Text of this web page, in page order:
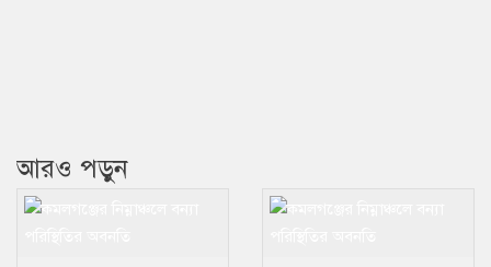
আরও পড়ুন